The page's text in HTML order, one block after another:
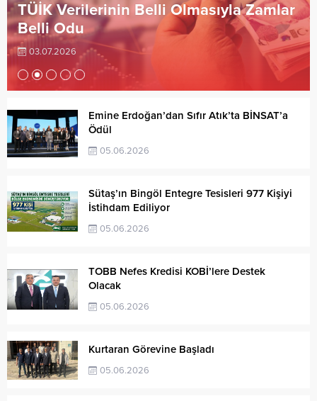
TÜİK Verilerinin Belli Olmasıyla Zamlar
Belli Odu
03.07.2026
Emine Erdoğan’dan Sıfır Atık’ta BİNSAT’a
Ödül
05.06.2026
Sütaş’ın Bingöl Entegre Tesisleri 977 Kişiyi
İstihdam Ediliyor
05.06.2026
TOBB Nefes Kredisi KOBİ’lere Destek
Olacak
05.06.2026
Kurtaran Görevine Başladı
05.06.2026